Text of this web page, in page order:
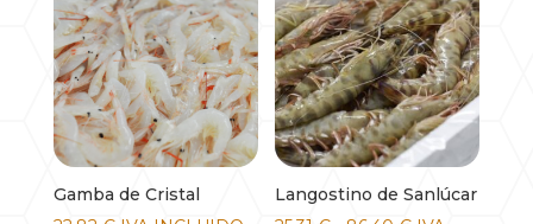
hasta
95,85 €
Gamba de Cristal
Langostino de Sanlúcar